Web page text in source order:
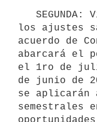
los ajustes
acuerdo de
abarcará el
el 1ro de
de junio de
se aplicarán
semestrales